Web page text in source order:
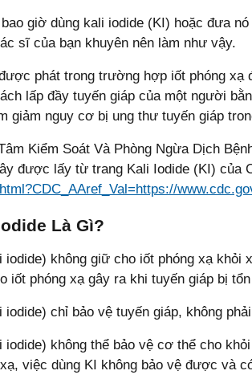
bao giờ dùng kali iodide (KI) hoặc đưa
sĩ của bạn khuyên nên làm như vậy.
phát trong trường hợp iốt phóng xạ
lấp đầy tuyến giáp của một người
giảm nguy cơ bị ung thư tuyến giáp
Kiểm Soát Và Phòng Ngừa Dịch
được lấy từ trang Kali Iodide (KI) của
Là Gì?
iodide) không giữ cho iốt phóng xạ
iốt phóng xạ gây ra khi tuyến giáp bị
iodide) chỉ bảo vệ tuyến giáp, không
iodide) không thể bảo vệ cơ thể cho
việc dùng KI không bảo vệ được và